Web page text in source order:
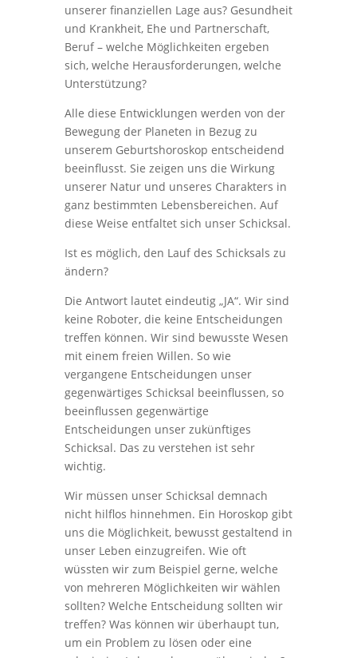
unserer finanziellen Lage aus? Gesundheit
und Krankheit, Ehe und Partnerschaft,
Beruf – welche Möglichkeiten ergeben
sich, welche Herausforderungen, welche
Unterstützung?
Alle diese Entwicklungen werden von der
Bewegung der Planeten in Bezug zu
unserem Geburtshoroskop entscheidend
beeinflusst. Sie zeigen uns die Wirkung
unserer Natur und unseres Charakters in
ganz bestimmten Lebensbereichen. Auf
diese Weise entfaltet sich unser Schicksal.
Ist es möglich, den Lauf des Schicksals zu
ändern?
Die Antwort lautet eindeutig „JA“. Wir sind
keine Roboter, die keine Entscheidungen
treffen können. Wir sind bewusste Wesen
mit einem freien Willen. So wie
vergangene Entscheidungen unser
gegenwärtiges Schicksal beeinflussen, so
beeinflussen gegenwärtige
Entscheidungen unser zukünftiges
Schicksal. Das zu verstehen ist sehr
wichtig.
Wir müssen unser Schicksal demnach
nicht hilflos hinnehmen. Ein Horoskop gibt
uns die Möglichkeit, bewusst gestaltend in
unser Leben einzugreifen. Wie oft
wüssten wir zum Beispiel gerne, welche
von mehreren Möglichkeiten wir wählen
sollten? Welche Entscheidung sollten wir
treffen? Was können wir überhaupt tun,
um ein Problem zu lösen oder eine